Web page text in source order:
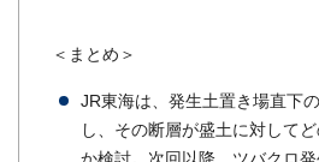
＜まとめ＞
JR東海は、発生土置き場直下
し、その断層が盛土に対して